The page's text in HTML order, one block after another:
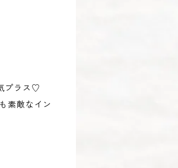
プラス♡
素敵なイン